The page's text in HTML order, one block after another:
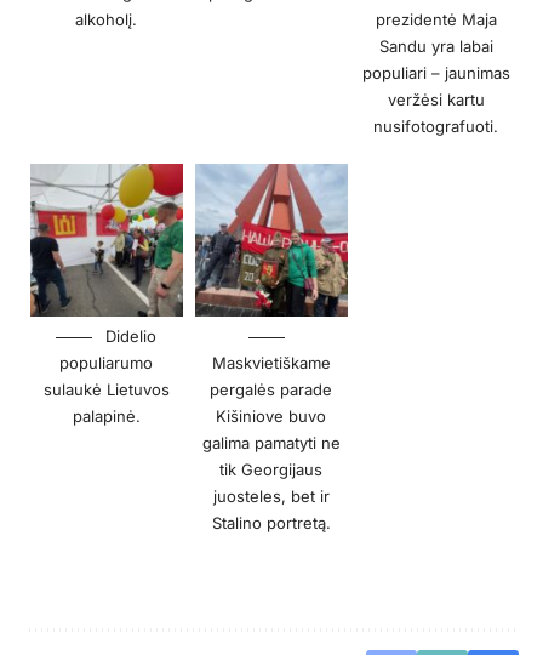
alkoholį.
prezidentė Maja
Sandu yra labai
populiari – jaunimas
veržėsi kartu
nusifotografuoti.
Didelio
populiarumo
sulaukė Lietuvos
palapinė.
Maskvietiškame
pergalės parade
Kišiniove buvo
galima pamatyti ne
tik Georgijaus
juosteles, bet ir
Stalino portretą.